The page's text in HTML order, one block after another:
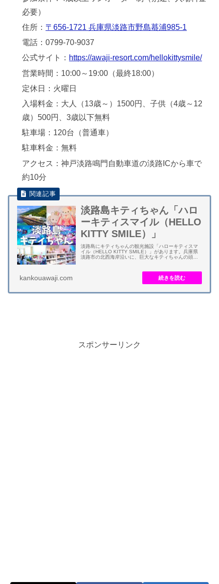
必要）
住所： 〒656-1721 兵庫県淡路市野島蟇浦985-1
電話：0799-70-9037
公式サイト： https://awaji-resort.com/hellokittysmile/
営業時間：10:00～19:00（最終18:00）
定休日：火曜日
入場料金：大人（13歳～）1500円、子供（4歳～12
歳）500円、3歳以下無料
駐車場：120台（普通車）
駐車料金：無料
アクセス：神戸淡路鳴門自動車道の淡路ICから車で
約10分
淡路島キティちゃん「ハロ
ーキティスマイル（HELLO
KITTY SMILE）」
淡路島にキティちゃんの観光施設「ハローキティスマ
イル（HELLO KITTY SMILE）」があります。兵庫県
淡路市の北西海岸沿いに、巨大なキティちゃんの頭部
kankouawaji.com
スポンサーリンク